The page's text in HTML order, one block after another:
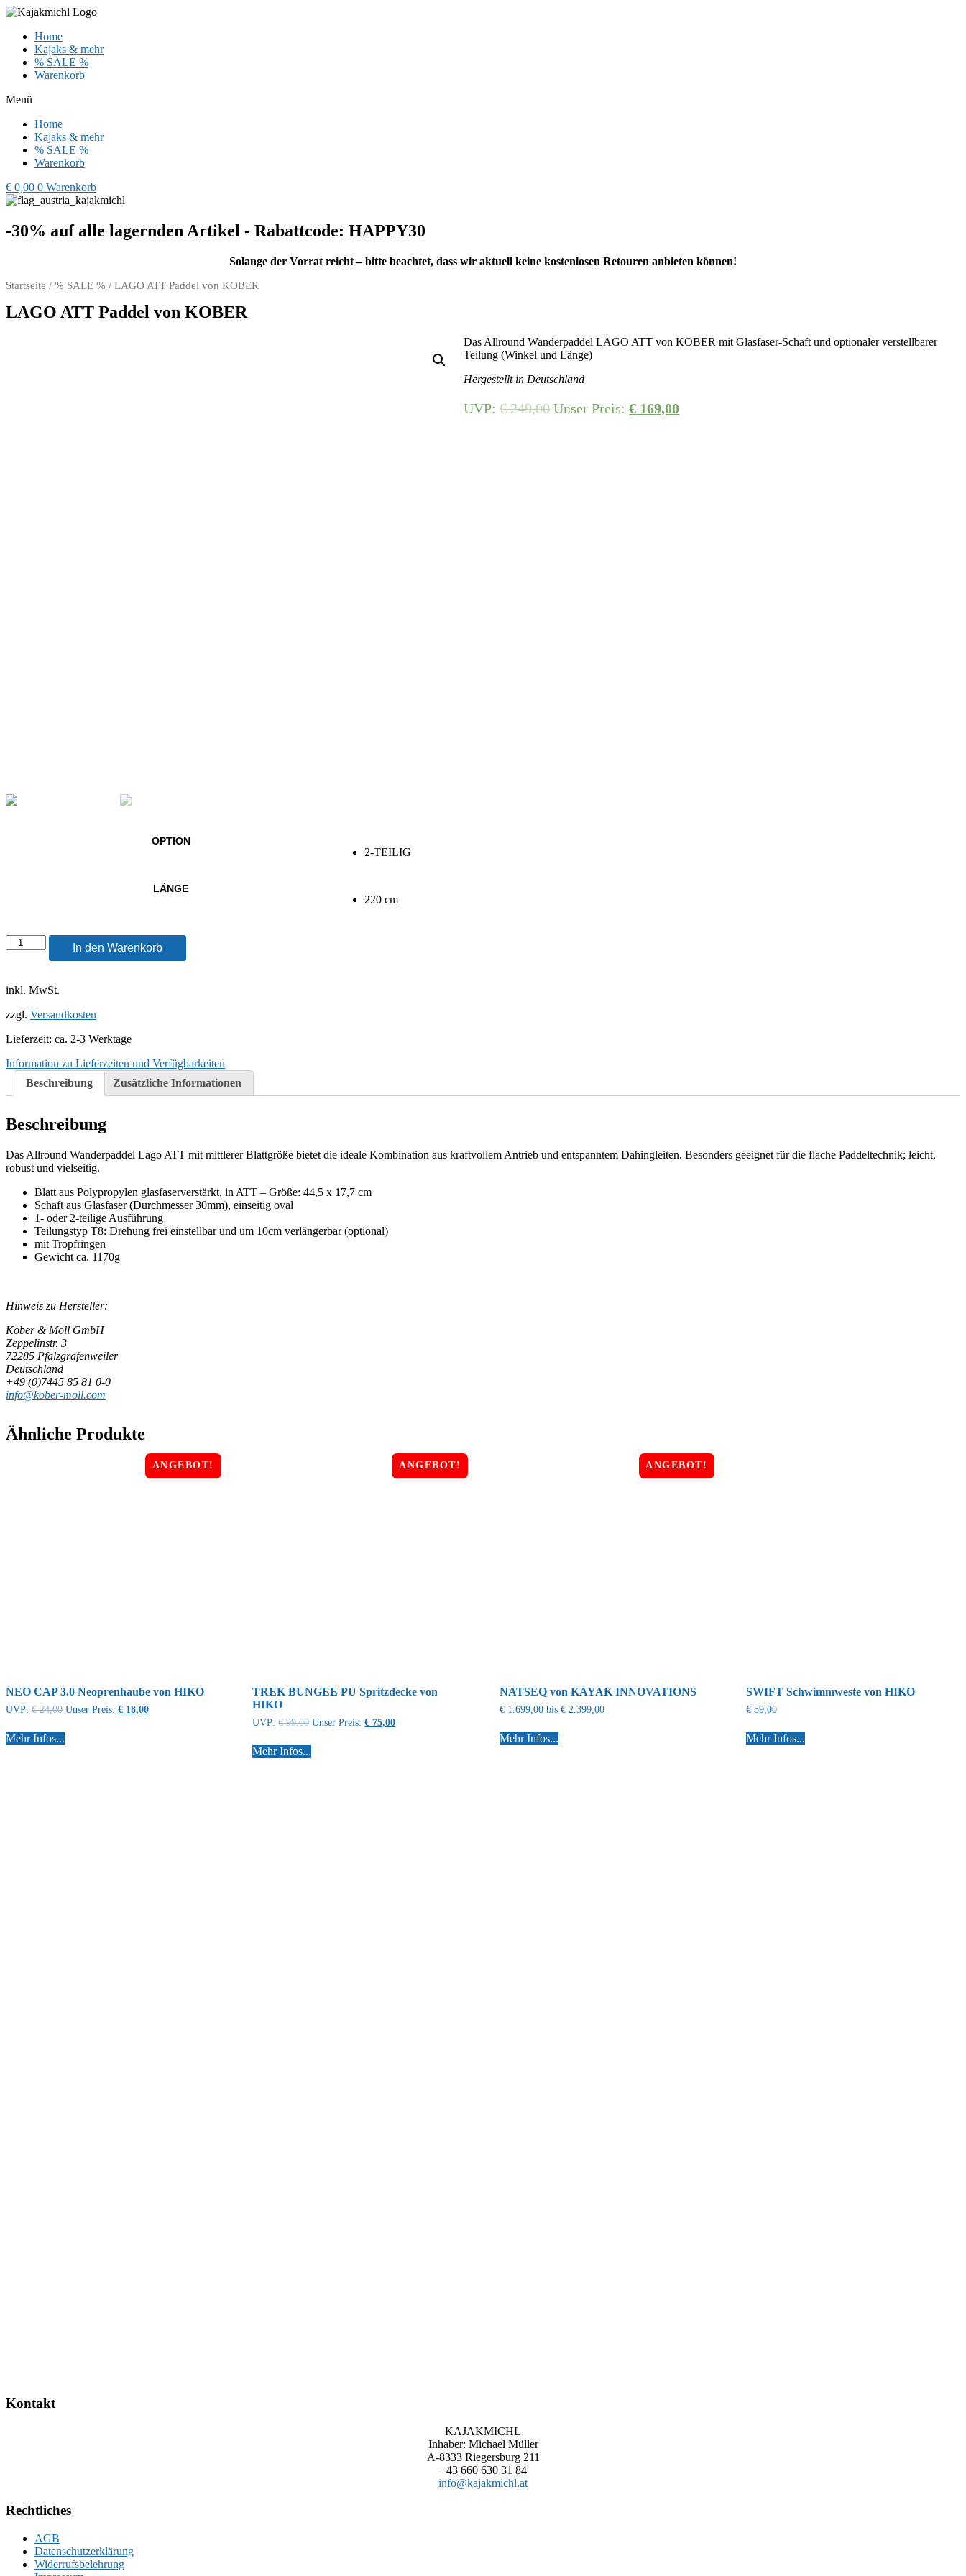
Zum
wechselnHome
Kajaks & mehr
% SALE %
Warenkorb
Menü
Home
Kajaks & mehr
% SALE %
Warenkorb
€ 0,00 0 Warenkorb
-30% auf alle lagernden Artikel - Rabattcode: HAPPY30
Solange der Vorrat reicht – bitte beachtet, dass wir aktuell keine kostenlosen Retouren anbieten können!
Startseite / % SALE % / LAGO ATT Paddel von KOBER
LAGO ATT Paddel von KOBER
Das Allround Wanderpaddel LAGO ATT von KOBER mit Glasfaser-Schaft und optionaler verstellbarer
Teilung (Winkel und Länge)
Hergestellt in Deutschland
UVP: €249,00 Unser Preis: € 169,00
OPTION
2-TEILIG
LÄNGE
220 cm
LAGO
ATT
KOBER
In den Warenkorb
inkl. MwSt.
zzgl. Versandkosten
Lieferzeit: ca. 2-3 Werktage
Information zu Lieferzeiten und Verfügbarkeiten
Beschreibung
Zusätzliche Informationen
Beschreibung
Das Allround Wanderpaddel Lago ATT mit mittlerer Blattgröße bietet die ideale Kombination aus kraftvollem Antrieb und entspanntem Dahingleiten. Besonders geeignet für die flache Paddeltechnik; leicht,
robust und vielseitig.
Blatt aus Polypropylen glasfaserverstärkt, in ATT – Größe: 44,5 x 17,7 cm
Schaft aus Glasfaser (Durchmesser 30mm), einseitig oval
1- oder 2-teilige Ausführung
Teilungstyp T8: Drehung frei einstellbar und um 10cm verlängerbar (optional)
mit Tropfringen
Gewicht ca. 1170g
Hinweis zu Hersteller:
Kober & Moll GmbH
Zeppelinstr. 3
72285 Pfalzgrafenweiler
Deutschland
+49 (0)7445 85 81 0-0
info@kober-moll.com
Ähnliche Produkte
ANGEBOT!
NEO CAP 3.0 Neoprenhaube von HIKO
UVP: €24,00 Unser Preis: € 18,00
Mehr Infos...
ANGEBOT!
TREK BUNGEE PU Spritzdecke von
HIKO
UVP: €99,00 Unser Preis: € 75,00
Mehr Infos...
ANGEBOT!
NATSEQ von KAYAK INNOVATIONS
€1.699,00bis €2.399,00
Mehr Infos...
SWIFT Schwimmweste von HIKO
€59,00
Mehr Infos...
Kontakt
KAJAKMICHL
Inhaber: Michael Müller
A-8333 Riegersburg 211
+43 660 630 31 84
info@kajakmichl.at
Rechtliches
AGB
Datenschutzerklärung
Widerrufsbelehrung